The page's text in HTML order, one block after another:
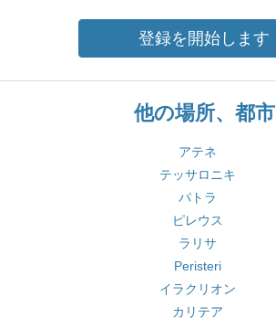
登録を開始します
他の場所、都市
アテネ
テッサロニキ
パトラ
ピレウス
ラリサ
Peristeri
イラクリオン
カリテア